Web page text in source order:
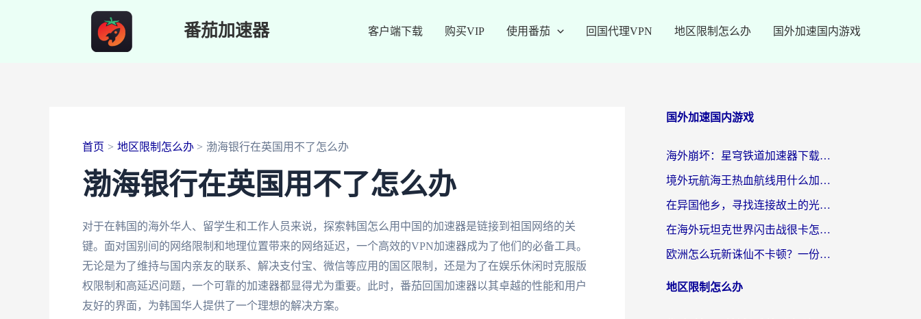
番茄加速器 客户端下载 购买VIP 使用番茄 回国代理VPN 地区限制怎么办 国外加速国内游戏
首页 地区限制怎么办 渤海银行在英国用不了怎么办
渤海银行在英国用不了怎么办
对于在韩国的海外华人、留学生和工作人员来说，探索韩国怎么用中国的加速器是链接到祖国网络的关
键。面对国别间的网络限制和地理位置带来的网络延迟，一个高效的VPN加速器成为了他们的必备工具。
无论是为了维持与国内亲友的联系、解决支付宝、微信等应用的国区限制，还是为了在娱乐休闲时克服版
权限制和高延迟问题，一个可靠的加速器都显得尤为重要。此时，番茄回国加速器以其卓越的性能和用户
友好的界面，为韩国华人提供了一个理想的解决方案。
国外加速国内游戏
海外崩坏：星穹铁道加速器下载安装：一份给游子的终极网络指南
境外玩航海王热血航线用什么加速器？2026海外玩家实测最优方案（附欧洲问道堡垒前线加速技巧）
在异国他乡，寻找连接故土的光明大陆免费加速器
在海外玩坦克世界闪击战很卡怎么办？老玩家亲测有效的加速器选择指南
欧洲怎么玩新诛仙不卡顿？一份给海外游子的国服游戏畅玩指南
地区限制怎么办